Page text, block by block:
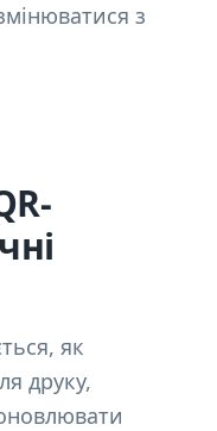
з
як
друку,